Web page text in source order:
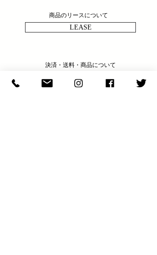
商品のリースについて
LEASE
決済・送料・商品について
ABOUT